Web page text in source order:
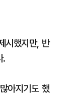
시했지만, 반
.
아지기도 했